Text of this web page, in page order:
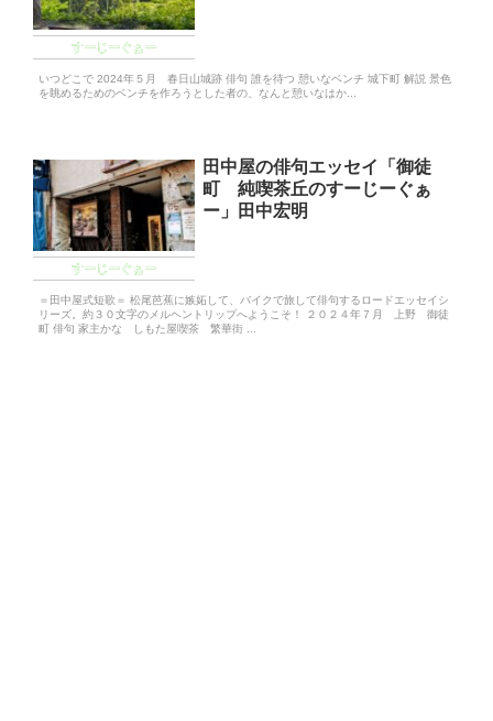
すーじーぐぁー
いつどこで 2024年５月 春日山城跡 俳句 誰を待つ 憩いなベンチ 城下町 解説 景色
を眺めるためのベンチを作ろうとした者の、なんと憩いなはか...
すーじーぐぁー
田中屋の俳句エッセイ「御徒
町 純喫茶丘のすーじーぐぁ
ー」田中宏明
＝田中屋式短歌＝ 松尾芭蕉に嫉妬して、バイクで旅して俳句するロードエッセイシ
リーズ。約３０文字のメルヘントリップへようこそ！ ２０２４年７月 上野 御徒
町 俳句 家主かな しもた屋喫茶 繁華街 ...